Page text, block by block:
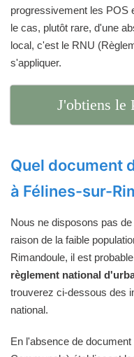
progressivement les POS
le cas, plutôt rare, d'une
local, c'est le RNU
s'appliquer.
J'obtiens le
Quel document
à Félines-sur-
Nous ne disposons pas
raison de la faible
Rimandoule, il est
règlement national
trouverez ci-dessous des
national.
En l'absence de